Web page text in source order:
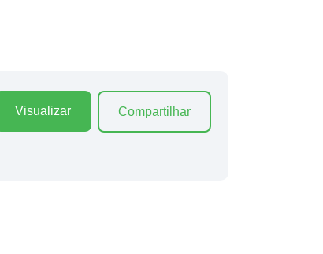
Visualizar Compartilhar